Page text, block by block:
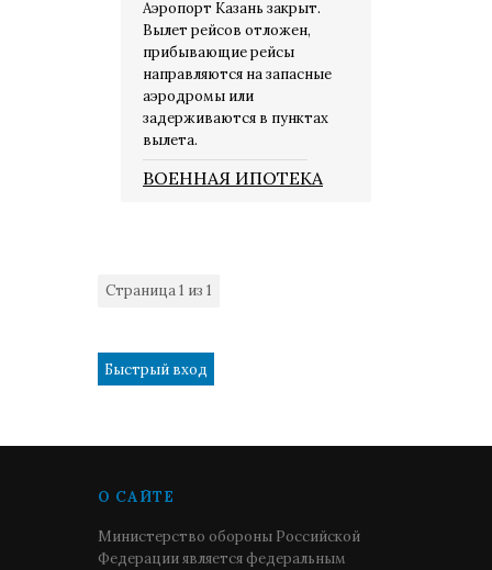
Аэропорт Казань закрыт.
Вылет рейсов отложен,
прибывающие рейсы
направляются на запасные
аэродромы или
задерживаются в пунктах
вылета.
ВОЕННАЯ ИПОТЕКА
Страница1 из 1
О САЙТЕ
Министерство обороны Российской
Федерации является федеральным